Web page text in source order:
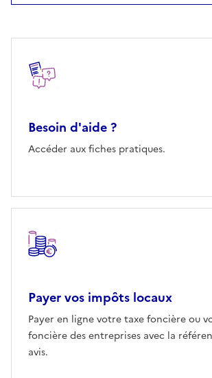
Autres rubriques
Besoin d'aide ?
Accéder aux fiches pratiques.
Payer vos impôts locaux
Payer en ligne votre taxe foncière ou
foncière des entreprises avec la
avis.